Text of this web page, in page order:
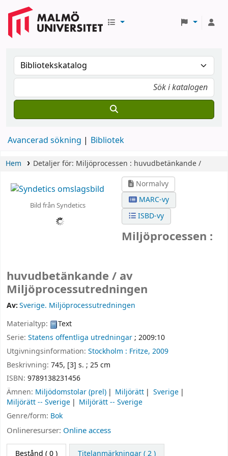
Avancerad sökning Bibliotek
Hem Detaljer för: Miljöprocessen : huvudbetänkande /
Bild från Syndetics
Normalvy
MARC-vy
ISBD-vy
Miljöprocessen :
huvudbetänkande / av
Miljöprocessutredningen
Av:Sverige. Miljöprocessutredningen
Materialtyp:
Text
Serie: Statens offentliga utredningar; 2009:10
Utgivningsinformation: Stockholm : Fritze, 2009
Beskrivning: 745, [3] s. ; 25 cm
ISBN: 9789138231456
Ämnen: Miljödomstolar (prel) Miljörätt
Sverige
Miljörätt -- Sverige
Miljörätt -- Sverige
Genre/form: Bok
Onlineresurser: Online access